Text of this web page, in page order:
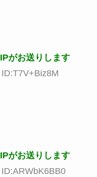
がお送りします
がお送りします